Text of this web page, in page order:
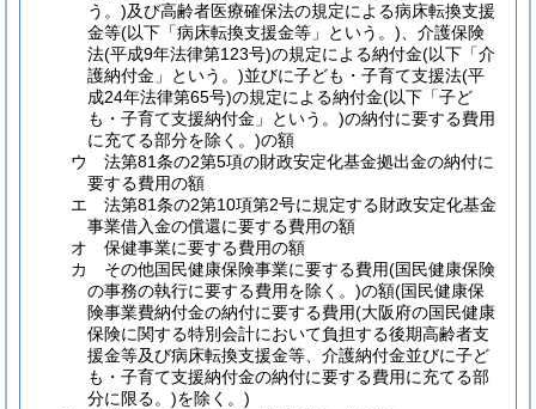
う。)及び高齢者医療確保法の規定による病床転換支援
金等(以下「病床転換支援金等」という。) 、介護保険
法(平成9年法律第123号)の規定による納付金(以下「介
護納付金」という。)並びに子ども・子育て支援法(平
成24年法律第65号)の規定による納付金(以下「子ど
も・子育て支援納付金」という。)の納付に要する費用
に充てる部分を除く。)の額
ウ
法第81条の2第5項の財政安定化基金拠出金の納付に
要する費用の額
エ
法第81条の2第10項第2号に規定する財政安定化基金
事業借入金の償還に要する費用の額
オ
保健事業に要する費用の額
カ
その他国民健康保険事業に要する費用(国民健康保険
の事務の執行に要する費用を除く。)の額(国民健康保
険事業費納付金の納付に要する費用(大阪府の国民健康
保険に関する特別会計において負担する後期高齢者支
援金等及び病床転換支援金等、介護納付金並びに子ど
も・子育て支援納付金の納付に要する費用に充てる部
分に限る。)を除く。)